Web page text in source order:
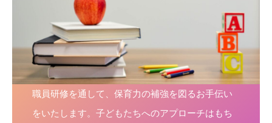
職員研修を通して、保育力の補強を図るお手伝い
をいたします。子どもたちへのアプローチはもち